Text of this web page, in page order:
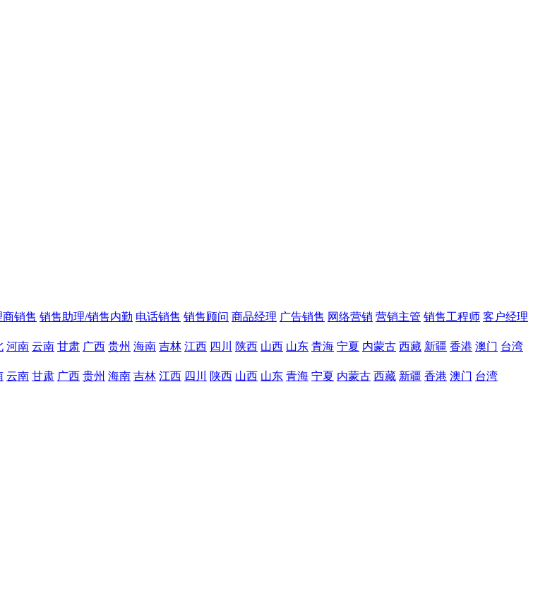
商销售 销售助理/销售内勤 电话销售 销售顾问 商品经理 广告销售 网络营销 营销主管 销售工程师 客户经理
河南 云南 甘肃 广西 贵州 海南 吉林 江西 四川 陕西 山西 山东 青海 宁夏 内蒙古 西藏 新疆 香港 澳门 台湾
云南 甘肃 广西 贵州 海南 吉林 江西 四川 陕西 山西 山东 青海 宁夏 内蒙古 西藏 新疆 香港 澳门 台湾